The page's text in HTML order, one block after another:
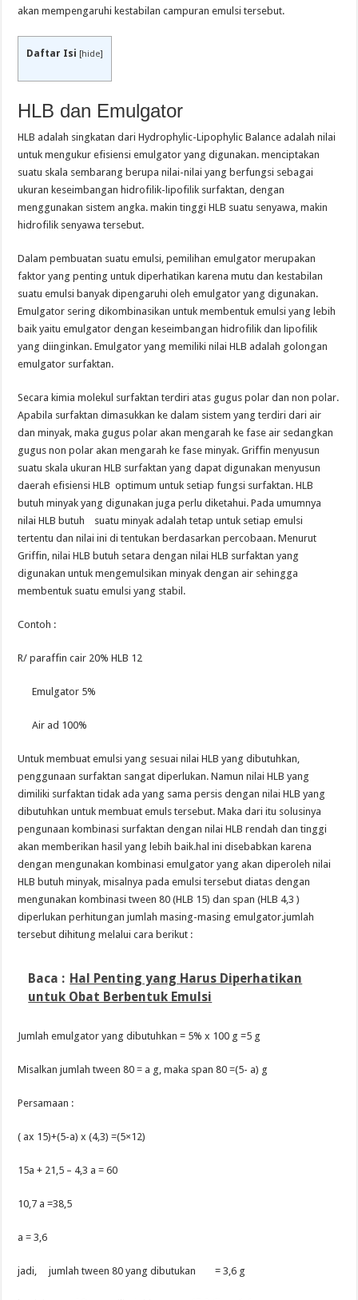
akan mempengaruhi kestabilan campuran emulsi tersebut.
Daftar Isi [hide]
HLB dan Emulgator
HLB adalah singkatan dari Hydrophylic-Lipophylic Balance adalah nilai
untuk mengukur efisiensi emulgator yang digunakan.menciptakan
suatu skala sembarang berupa nilai-nilai yang berfungsi sebagai
ukuran keseimbangan hidrofilik-lipofilik surfaktan, dengan
menggunakan sistem angka. makin tinggi HLB suatu senyawa, makin
hidrofilik senyawa tersebut.
Dalam pembuatan suatu emulsi, pemilihan emulgator merupakan
faktor yang penting untuk diperhatikan karena mutu dan kestabilan
suatu emulsi banyak dipengaruhi oleh emulgator yang digunakan.
Emulgator sering dikombinasikan untuk membentuk emulsi yang lebih
baik yaitu emulgator dengan keseimbangan hidrofilik dan lipofilik
yang diinginkan. Emulgator yang memiliki nilai HLB adalah golongan
emulgator surfaktan.
Secara kimia molekul surfaktan terdiri atas gugus polar dan non polar.
Apabila surfaktan dimasukkan ke dalam sistem yang terdiri dari air
dan minyak, maka gugus polar akan mengarah ke fase air sedangkan
gugus non polar akan mengarah ke fase minyak. Griffin menyusun
suatu skala ukuran HLB surfaktan yang dapat digunakan menyusun
daerah efisiensi HLB optimum untuk setiap fungsi surfaktan. HLB
butuh minyak yang digunakan juga perlu diketahui. Pada umumnya
nilai HLB butuh suatu minyak adalah tetap untuk setiap emulsi
tertentu dan nilai ini di tentukan berdasarkan percobaan. Menurut
Griffin, nilai HLB butuh setara dengan nilai HLB surfaktan yang
digunakan untuk mengemulsikan minyak dengan air sehingga
membentuk suatu emulsi yang stabil.
Contoh :
R/ paraffin cair 20% HLB 12
Emulgator 5%
Air ad 100%
Untuk membuat emulsi yang sesuai nilai HLB yang dibutuhkan,
penggunaan surfaktan sangat diperlukan. Namun nilai HLB yang
dimiliki surfaktan tidak ada yang sama persis dengan nilai HLB yang
dibutuhkan untuk membuat emuls tersebut. Maka dari itu solusinya
pengunaan kombinasi surfaktan dengan nilai HLB rendah dan tinggi
akan memberikan hasil yang lebih baik.hal ini disebabkan karena
dengan mengunakan kombinasi emulgator yang akan diperoleh nilai
HLB butuh minyak, misalnya pada emulsi tersebut diatas dengan
mengunakan kombinasi tween 80 (HLB 15) dan span (HLB 4,3 )
diperlukan perhitungan jumlah masing-masing emulgator.jumlah
tersebut dihitung melalui cara berikut :
Baca : Hal Penting yang Harus Diperhatikan
untuk Obat Berbentuk Emulsi
Jumlah emulgator yang dibutuhkan = 5% x 100 g =5 g
Misalkan jumlah tween 80 = a g, maka span 80 =(5- a) g
Persamaan :
( ax 15)+(5-a) x (4,3) =(5×12)
15a + 21,5 – 4,3 a = 60
10,7 a =38,5
a = 3,6
jadi, jumlah tween 80 yang dibutukan = 3,6 g